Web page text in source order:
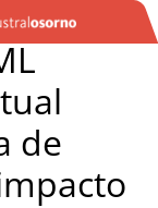
de